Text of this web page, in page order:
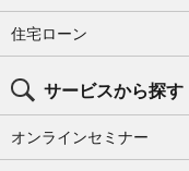
キ
住宅ローン
サービスから探す
オンラインセミナー